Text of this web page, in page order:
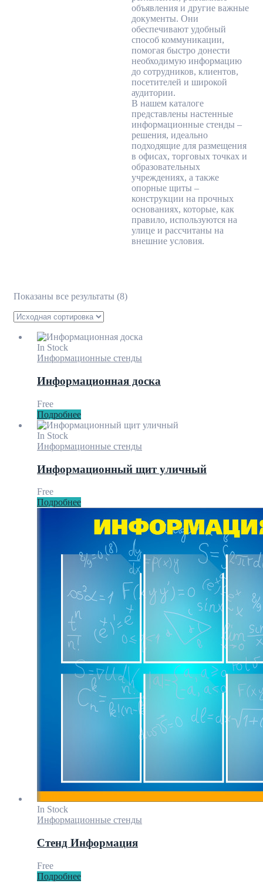
объявления и другие важные
документы. Они
обеспечивают удобный
способ коммуникации,
помогая быстро донести
необходимую информацию
до сотрудников, клиентов,
посетителей и широкой
аудитории.
В нашем каталоге
представлены настенные
информационные стенды –
решения, идеально
подходящие для размещения
в офисах, торговых точках и
образовательных
учреждениях, а также
опорные щиты –
конструкции на прочных
основаниях, которые, как
правило, используются на
улице и рассчитаны на
внешние условия.
Показаны все результаты (8)
In Stock
Информационные стенды
Информационная доска
Free
Подробнее
In Stock
Информационные стенды
Информационный щит уличный
Free
Подробнее
In Stock
Информационные стенды
Стенд Информация
Free
Подробнее